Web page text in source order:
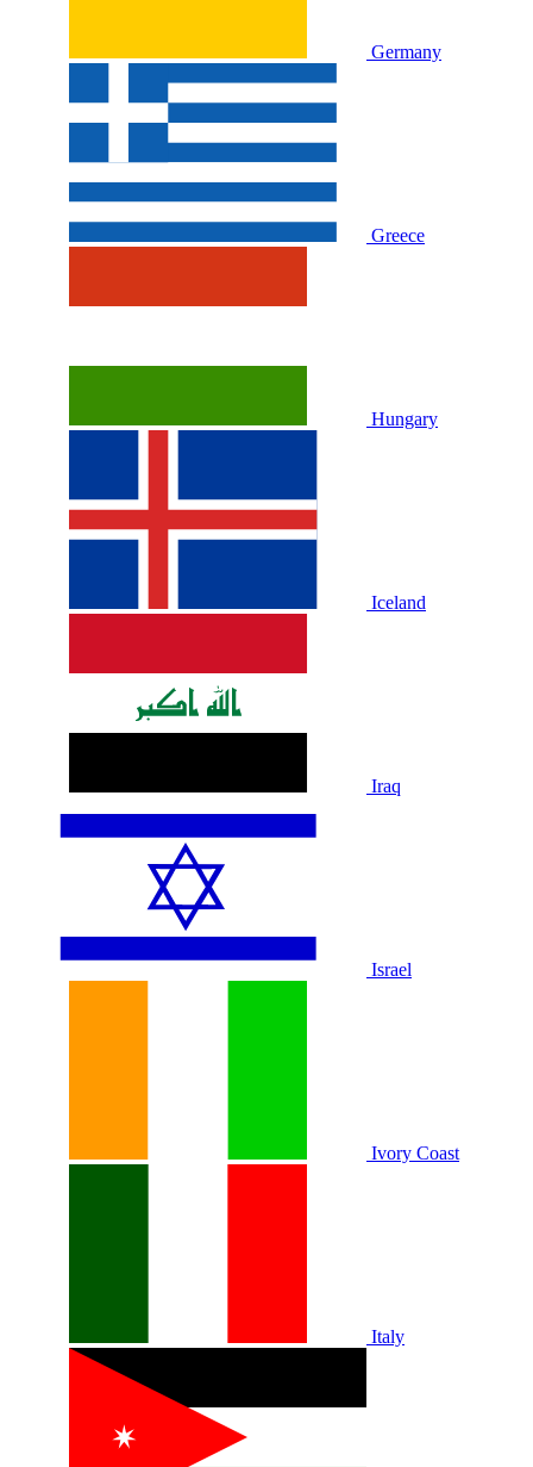
Germany
Greece
Hungary
Iceland
Iraq
Israel
Ivory Coast
Italy